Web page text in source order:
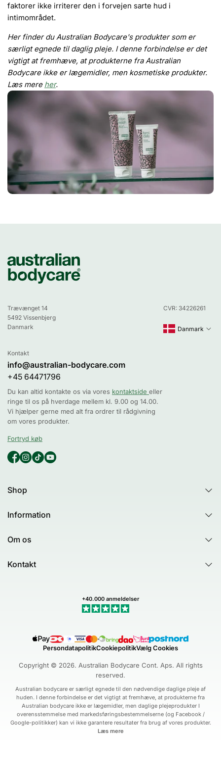
faktorer ikke irriterer den i forvejen sarte hud i
intimområdet.
Her finder du Australian Bodycare's produkter som er
særligt egnede til daglig pleje. I denne forbindelse er det
vigtigt at fremhæve, at produkterne fra Australian
Bodycare ikke er lægemidler, men kosmetiske produkter.
Læs mere her.
Trævænget 14
5492 Vissenbjerg
Danmark
CVR: 34226261
Danmark
Shop
Hudtests og quizzer
Information
Spørgsmål og svar (FAQ)
Om os
Kontakt
Kontakt
info@australian-bodycare.com
+45 64471796
Du kan altid kontakte os via vores kontaktside eller
ringe til os på hverdage mellem kl. 9.00 og 14.00.
Vi hjælper gerne med alt fra ordrer til rådgivning
om vores produkter.
Fortryd køb
+40.000 anmeldelser
PersondatapolitikCookiepolitikVælg Cookies
Copyright © 2026. Australian Bodycare Cont. Aps. All rights
reserved.
Australian bodycare er særligt egnede til den nødvendige daglige pleje af
huden. I denne forbindelse er det vigtigt at fremhæve, at produkterne fra
Australian bodycare ikke er lægemidler, men daglige plejeprodukter I
overensstemmelse med markedsføringsbestemmelserne (og Facebook /
Google-politikker) kan vi ikke garantere resultater fra brug af vores produkter.
Læs mere